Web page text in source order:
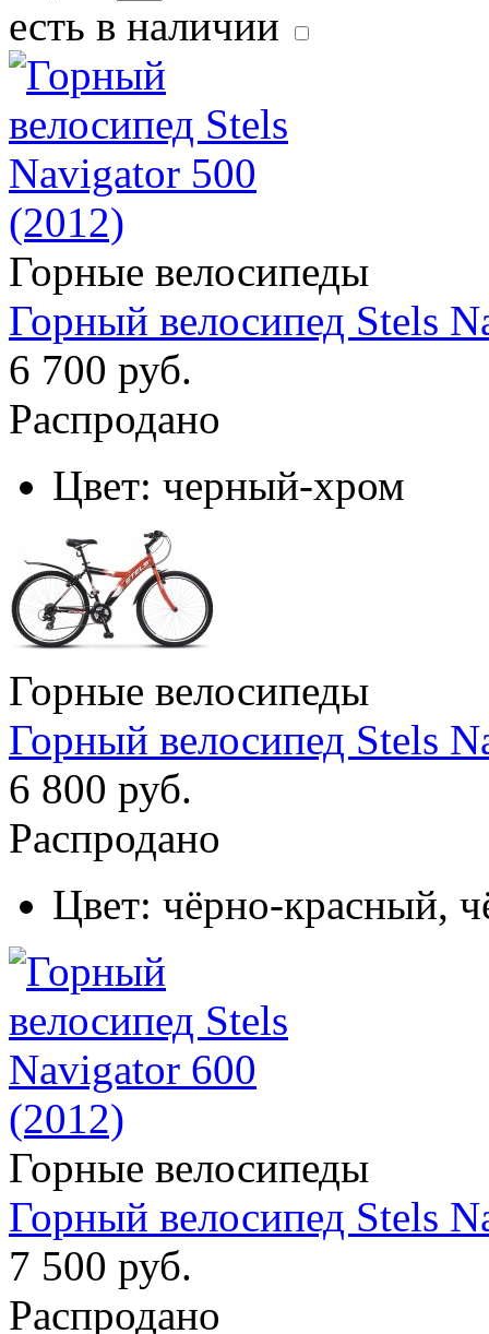
есть в наличии
Горные велосипеды
Горный велосипед Stels
6 700 руб.
Распродано
Цвет: черный-хром
Горные велосипеды
Горный велосипед Stels
6 800 руб.
Распродано
Цвет: чёрно-красный,
Горные велосипеды
Горный велосипед Stels
7 500 руб.
Распродано